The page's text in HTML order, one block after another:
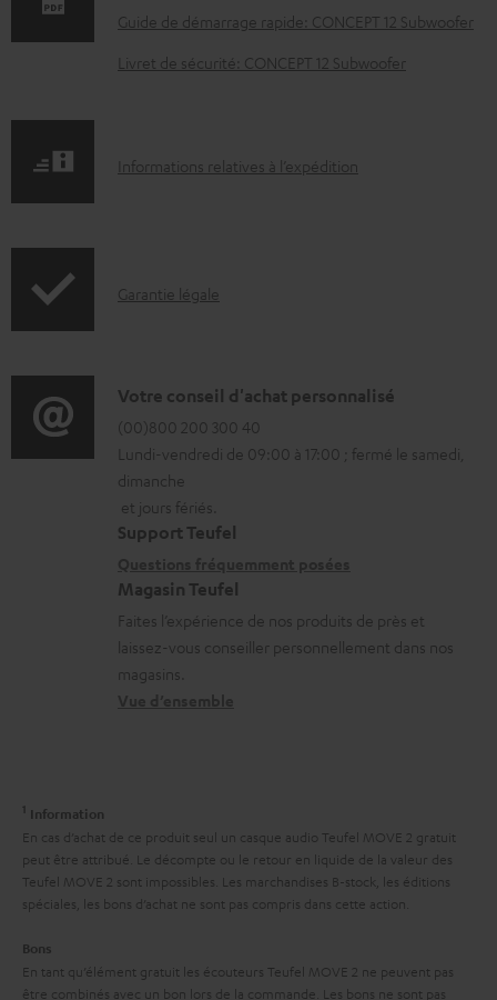
m
t
l
h
a
r
g
e
b
e
Guide de démarrage rapide: CONCEPT 12 Subwoofer
Livret de sécurité: CONCEPT 12 Subwoofer
I
r
t
i
o
n
s
e
a
s
à
l
e
Informations relatives à l’expédition
I
o
r
m
a
t
o
n
s
t
i
v
s
Garantie légale
D
é
t
a
i
s
c
o
t
Votre conseil d'achat personnalisé
(00)800 200 300 40
Lundi-vendredi de 09:00 à 17:00 ; fermé le samedi,
dimanche
et jours fériés.
Support Teufel
Magasin Teufel
Faites l’expérience de nos produits de près et
laissez-vous conseiller personnellement dans nos
magasins.
1 Information
En cas d’achat de ce produit seul un casque audio Teufel MOVE 2 gratuit
peut être attribué. Le décompte ou le retour en liquide de la valeur des
Teufel MOVE 2 sont impossibles. Les marchandises B-stock, les éditions
spéciales, les bons d’achat ne sont pas compris dans cette action.
Bons
En tant qu’élément gratuit les écouteurs Teufel MOVE 2 ne peuvent pas
être combinés avec un bon lors de la commande. Les bons ne sont pas